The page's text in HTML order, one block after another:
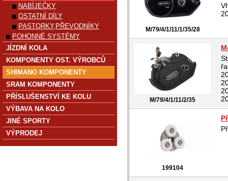
M/79/4/1/11/1/35/28
M/79/4/1/11/2/35
199104
NABÍJEČKY
OSTATNÍ DÍLY
PASTORKY,PŘEVODNÍKY
POHONNÉ SYSTÉMY
JÍZDNÍ KOLA
KOMPONENTY OST. VÝROBCŮ
SHIMANO KOMPONENTY
SRAM KOMPONENTY
PŘÍSLUŠENSTVÍ KE KOLU
VÝBAVA NA KOLO
JINÉ SPORTY
VÝPRODEJ